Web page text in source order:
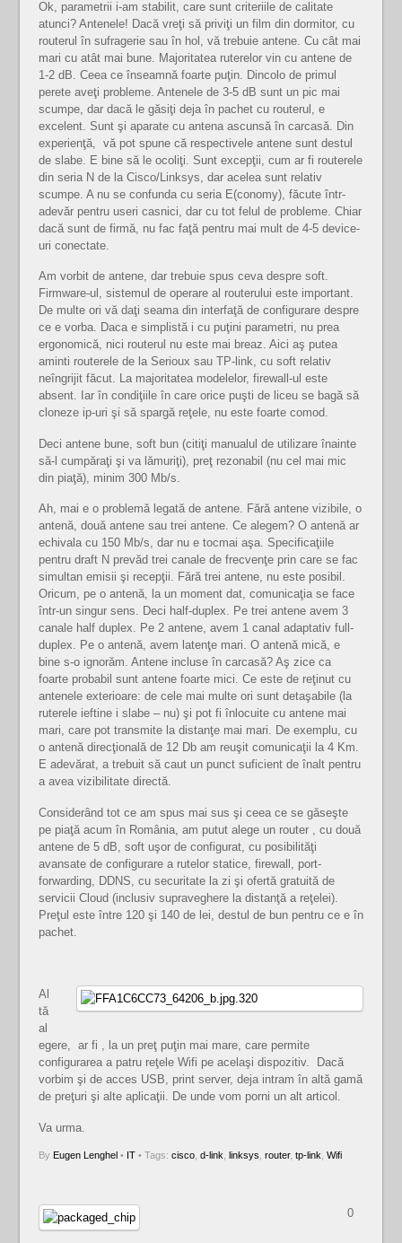
Ok, parametrii i-am stabilit, care sunt criteriile de calitate
atunci? Antenele! Dacă vreţi să priviţi un film din dormitor, cu
routerul în sufragerie sau în hol, vă trebuie antene. Cu cât mai
mari cu atât mai bune. Majoritatea ruterelor vin cu antene de
1-2 dB. Ceea ce înseamnă foarte puţin. Dincolo de primul
perete aveţi probleme. Antenele de 3-5 dB sunt un pic mai
scumpe, dar dacă le găsiţi deja în pachet cu routerul, e
excelent. Sunt şi aparate cu antena ascunsă în carcasă. Din
experienţă, vă pot spune că respectivele antene sunt destul
de slabe. E bine să le ocoliţi. Sunt excepţii, cum ar fi routerele
din seria N de la Cisco/Linksys, dar acelea sunt relativ
scumpe. A nu se confunda cu seria E(conomy), făcute într-
adevăr pentru useri casnici, dar cu tot felul de probleme. Chiar
dacă sunt de firmă, nu fac faţă pentru mai mult de 4-5 device-
uri conectate.
Am vorbit de antene, dar trebuie spus ceva despre soft.
Firmware-ul, sistemul de operare al routerului este important.
De multe ori vă daţi seama din interfaţă de configurare despre
ce e vorba. Daca e simplistă i cu puţini parametri, nu prea
ergonomică, nici routerul nu este mai breaz. Aici aş putea
aminti routerele de la Serioux sau TP-link, cu soft relativ
neîngrijit făcut. La majoritatea modelelor, firewall-ul este
absent. Iar în condiţiile în care orice puşti de liceu se bagă să
cloneze ip-uri şi să spargă reţele, nu este foarte comod.
Deci antene bune, soft bun (citiţi manualul de utilizare înainte
să-l cumpăraţi şi va lămuriţi), preţ rezonabil (nu cel mai mic
din piaţă), minim 300 Mb/s.
Ah, mai e o problemă legată de antene. Fără antene vizibile, o
antenă, două antene sau trei antene. Ce alegem? O antenă ar
echivala cu 150 Mb/s, dar nu e tocmai aşa. Specificaţiile
pentru draft N prevăd trei canale de frecvenţe prin care se fac
simultan emisii şi recepţii. Fără trei antene, nu este posibil.
Oricum, pe o antenă, la un moment dat, comunicaţia se face
într-un singur sens. Deci half-duplex. Pe trei antene avem 3
canale half duplex. Pe 2 antene, avem 1 canal adaptativ full-
duplex. Pe o antenă, avem latenţe mari. O antenă mică, e
bine s-o ignorăm. Antene incluse în carcasă? Aş zice ca
foarte probabil sunt antene foarte mici. Ce este de reţinut cu
antenele exterioare: de cele mai multe ori sunt detaşabile (la
ruterele ieftine i slabe – nu) şi pot fi înlocuite cu antene mai
mari, care pot transmite la distanţe mai mari. De exemplu, cu
o antenă direcţională de 12 Db am reuşit comunicaţii la 4 Km.
E adevărat, a trebuit să caut un punct suficient de înalt pentru
a avea vizibilitate directă.
Considerând tot ce am spus mai sus şi ceea ce se găseşte
pe piaţă acum în România, am putut alege un router , cu două
antene de 5 dB, soft uşor de configurat, cu posibilităţi
avansate de configurare a rutelor statice, firewall, port-
forwarding, DDNS, cu securitate la zi şi ofertă gratuită de
servicii Cloud (inclusiv supraveghere la distanţă a reţelei).
Preţul este între 120 şi 140 de lei, destul de bun pentru ce e în
pachet.
Al
tă
al
egere, ar fi , la un preţ puţin mai mare, care permite
configurarea a patru reţele Wifi pe acelaşi dispozitiv. Dacă
vorbim şi de acces USB, print server, deja intram în altă gamă
de preţuri şi alte aplicaţii. De unde vom porni un alt articol.
Va urma.
By Eugen Lenghel• IT • Tags: cisco, d-link linksys router, tp-link Wifi
0